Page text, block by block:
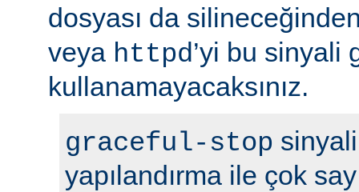
dosyası da
veya httpd’yi bu sinyali
kullanamayacaksınız.
graceful-stop
yapılandırma ile çok